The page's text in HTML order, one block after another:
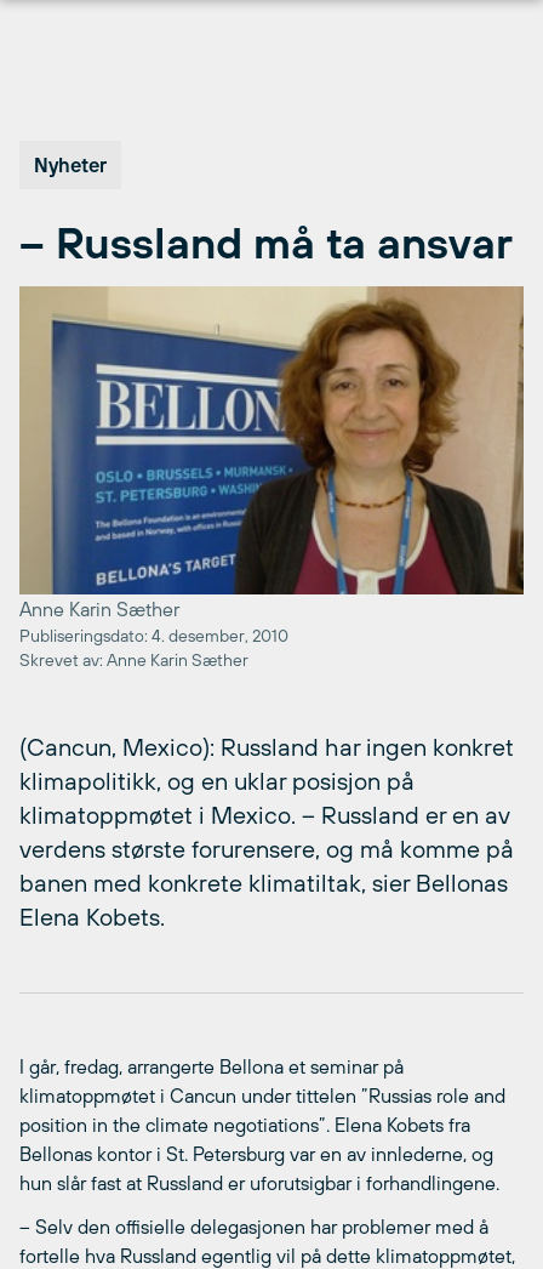
Nyheter
– Russland må ta ansvar
Anne Karin Sæther
Publiseringsdato: 4. desember, 2010
Skrevet av: Anne Karin Sæther
(Cancun, Mexico): Russland har ingen konkret
klimapolitikk, og en uklar posisjon på
klimatoppmøtet i Mexico. – Russland er en av
verdens største forurensere, og må komme på
banen med konkrete klimatiltak, sier Bellonas
Elena Kobets.
I går, fredag, arrangerte Bellona et seminar på
klimatoppmøtet i Cancun under tittelen ”Russias role and
position in the climate negotiations”. Elena Kobets fra
Bellonas kontor i St. Petersburg var en av innlederne, og
hun slår fast at Russland er uforutsigbar i forhandlingene.
– Selv den offisielle delegasjonen har problemer med å
fortelle hva Russland egentlig vil på dette klimatoppmøtet,